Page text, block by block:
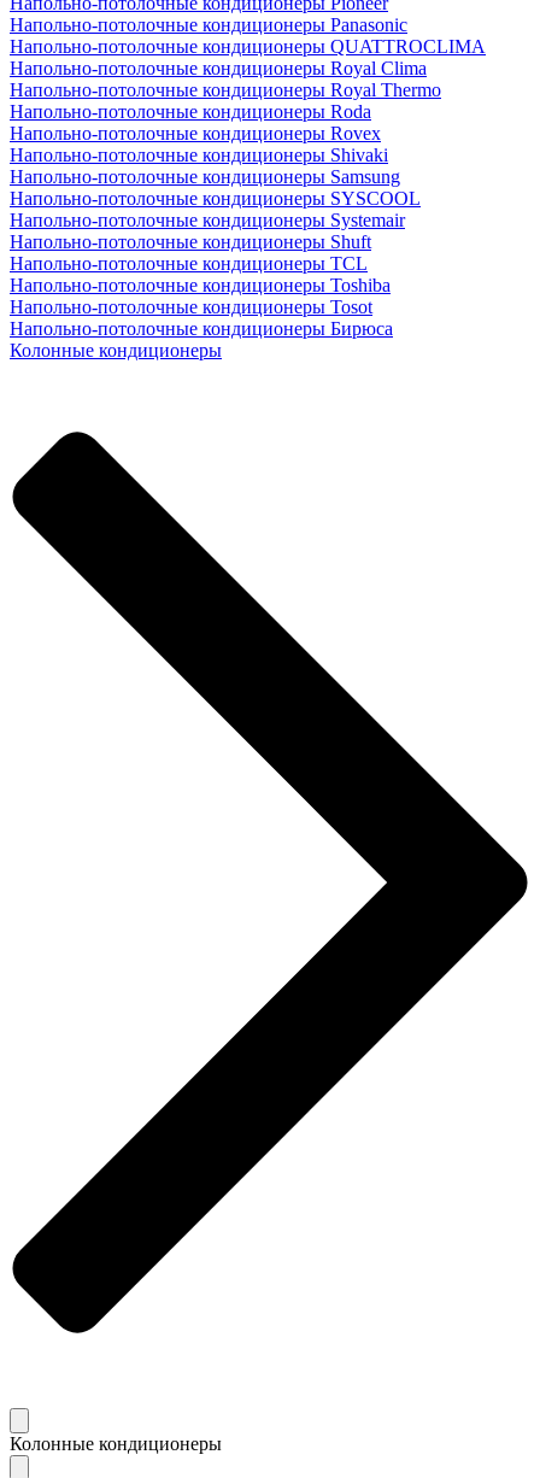
Напольно-потолочные кондиционеры Panasonic
Напольно-потолочные кондиционеры QUATTROCLIMA
Напольно-потолочные кондиционеры Royal Clima
Напольно-потолочные кондиционеры Royal Thermo
Напольно-потолочные кондиционеры Roda
Напольно-потолочные кондиционеры Rovex
Напольно-потолочные кондиционеры Shivaki
Напольно-потолочные кондиционеры Samsung
Напольно-потолочные кондиционеры SYSCOOL
Напольно-потолочные кондиционеры Systemair
Напольно-потолочные кондиционеры Shuft
Напольно-потолочные кондиционеры TCL
Напольно-потолочные кондиционеры Toshiba
Напольно-потолочные кондиционеры Tosot
Напольно-потолочные кондиционеры Бирюса
Колонные кондиционеры
Колонные кондиционеры